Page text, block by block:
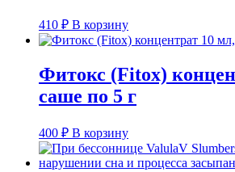
410 ₽ В корзину
Фитокс (Fitox)
саше по 5 г
400 ₽ В корзину